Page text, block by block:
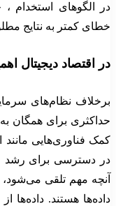
در الگوهای استخدام
خطای کمتر به نتایج
در اقتصاد دیجیتال
برخلاف نظام‌های
حداکثری برای همگان
کمک فناوری‌هایی مانند
در دسترسی برای رشد
آنچه مهم تلقی
داده‌ها هستند. داده‌ها